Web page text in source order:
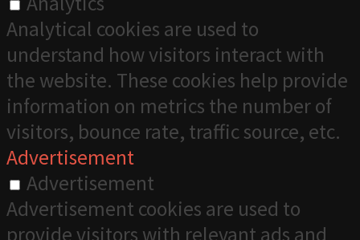
Analytical cookies are used to
understand how visitors interact with
the website. These cookies help provide
information on metrics the number of
visitors, bounce rate, traffic source, etc.
Advertisement
Advertisement
Advertisement cookies are used to
provide visitors with relevant ads and